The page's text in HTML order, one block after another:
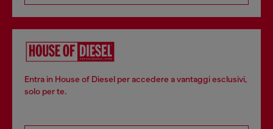
Entra in House of Diesel per accedere a vantaggi esclusivi,
solo per te.